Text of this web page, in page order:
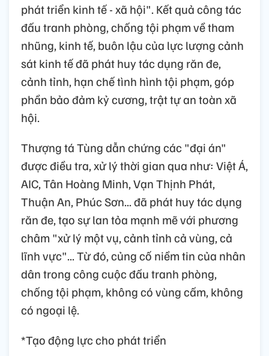
phát triển kinh tế - xã hội". Kết quả công tác
đấu tranh phòng, chống tội phạm về tham
nhũng, kinh tế, buôn lậu của lực lượng cảnh
sát kinh tế đã phát huy tác dụng răn đe,
cảnh tỉnh, hạn chế tình hình tội phạm, góp
phần bảo đảm kỷ cương, trật tự an toàn xã
hội.
Thượng tá Tùng dẫn chứng các "đại án"
được điều tra, xử lý thời gian qua như: Việt Á,
AIC, Tân Hoàng Minh, Vạn Thịnh Phát,
Thuận An, Phúc Sơn... đã phát huy tác dụng
răn đe, tạo sự lan tỏa mạnh mẽ với phương
châm "xử lý một vụ, cảnh tỉnh cả vùng, cả
lĩnh vực"... Từ đó, củng cố niềm tin của nhân
dân trong công cuộc đấu tranh phòng,
chống tội phạm, không có vùng cấm, không
có ngoại lệ.
*Tạo động lực cho phát triển